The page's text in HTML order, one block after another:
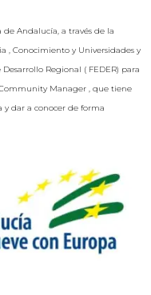
Andalucía, a través de la
, Conocimiento y Universidades y
Regional ( FEDER) para
Manager , que tiene
dar a conocer de forma